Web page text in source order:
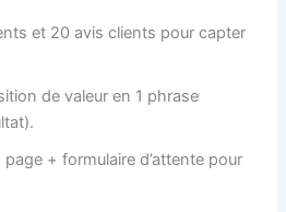
et 20 avis clients pour capter
de valeur en 1 phrase
+ formulaire d’attente pour